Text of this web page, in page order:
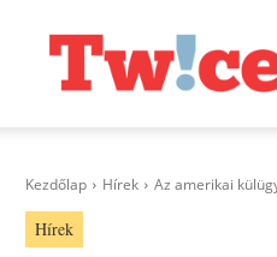
Kezdőlap Hírek Az amerikai
Hírek